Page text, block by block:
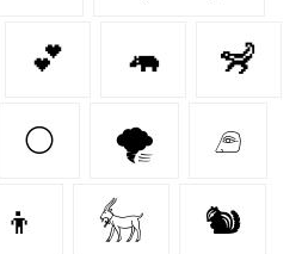
💕 🦛 🦨
🌕 🌪️ 𓂉
𓃶 🐿